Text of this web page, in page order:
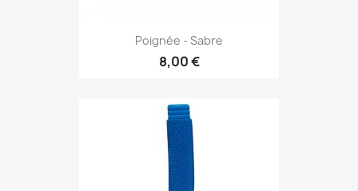
Poignée - Sabre
8,00 €